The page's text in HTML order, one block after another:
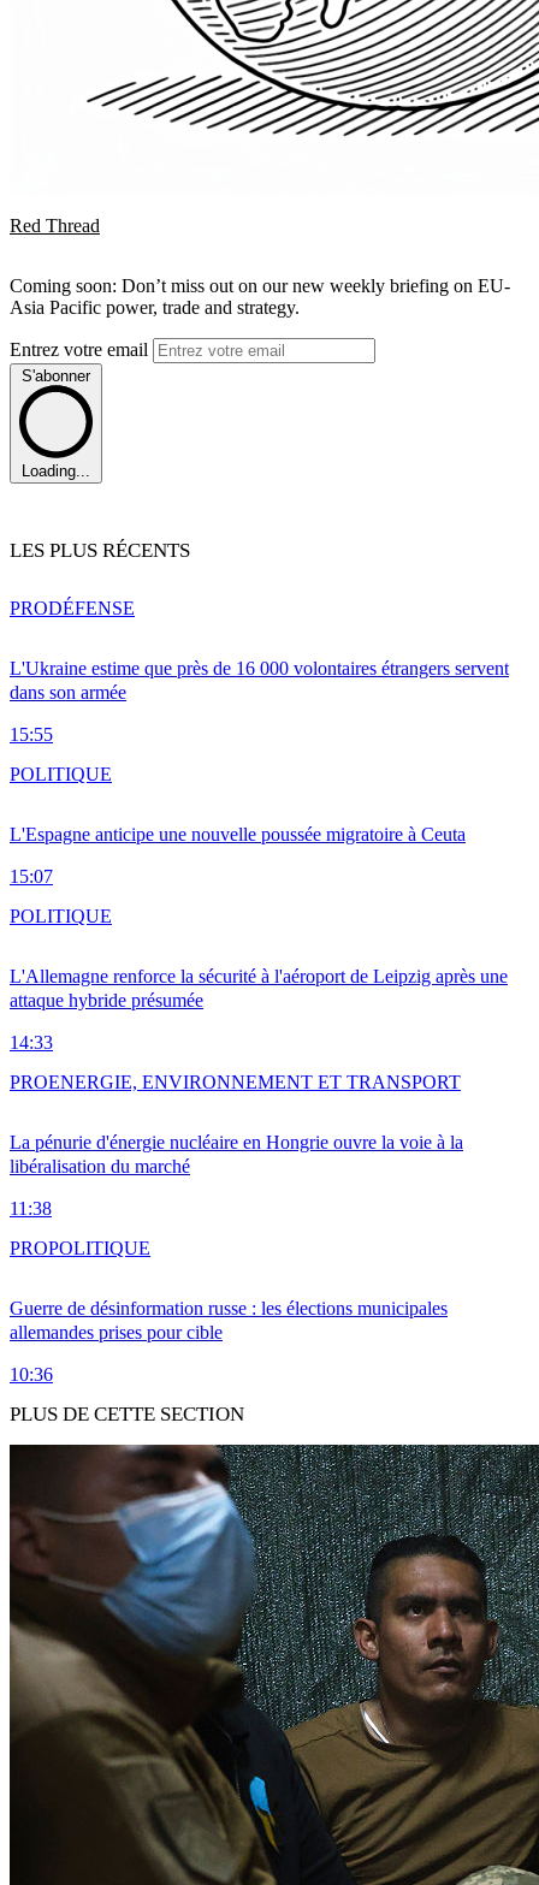
Red Thread
Coming soon: Don’t miss out on our new weekly briefing on EU-
Asia Pacific power, trade and strategy.
Entrez votre email
S'abonner
Loading...
LES PLUS RÉCENTS
L'Ukraine estime que près de 16 000 volontaires étrangers servent
dans son armée
15:55
PRODÉFENSE
L'Espagne anticipe une nouvelle poussée migratoire à Ceuta
15:07
POLITIQUE
L'Allemagne renforce la sécurité à l'aéroport de Leipzig après une
attaque hybride présumée
14:33
POLITIQUE
La pénurie d'énergie nucléaire en Hongrie ouvre la voie à la
libéralisation du marché
11:38
PROENERGIE, ENVIRONNEMENT ET TRANSPORT
Guerre de désinformation russe : les élections municipales
allemandes prises pour cible
10:36
PROPOLITIQUE
PLUS DE CETTE SECTION